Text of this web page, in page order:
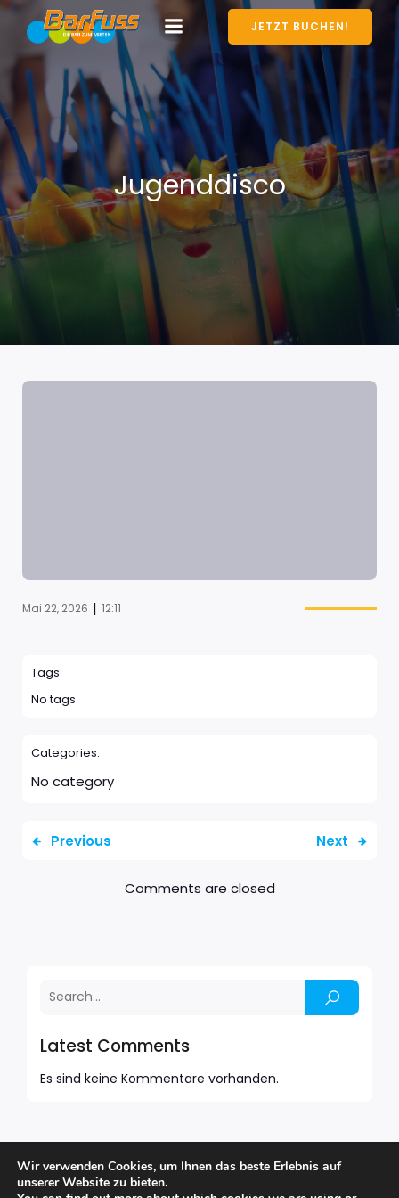
JETZT BUCHEN!
Jugenddisco
Latest Comments
Es sind keine Kommentare vorhanden.
Mai 22, 2026 | 12:11
Tags:
No tags
Categories:
No category
Previous Next
Comments are closed
© 2026 BARFUSS BAR. Created with
using WordPress
and Kubio
Wir verwenden Cookies, um Ihnen das beste Erlebnis auf
unserer Website zu bieten.